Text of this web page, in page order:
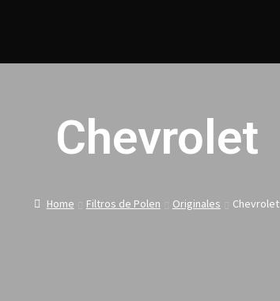
Chevrolet
Home Filtros de Polen Originales Chevrolet